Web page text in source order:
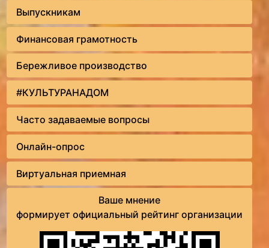
Выпускникам
Финансовая грамотность
Бережливое производство
#КУЛЬТУРАНАДОМ
Часто задаваемые вопросы
Онлайн-опрос
Виртуальная приемная
Ваше мнение
формирует официальный рейтинг организации